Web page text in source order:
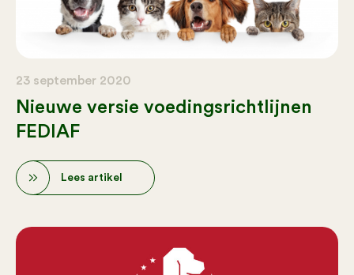
23 september 2020
Nieuwe versie voedingsrichtlijnen
FEDIAF
Lees artikel